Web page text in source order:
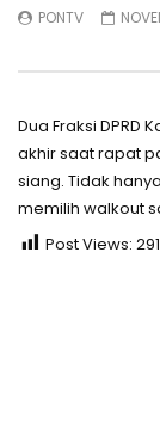
PONTV
Dua Fraksi
akhir saat rapat
siang. Tidak
memilih walkout
Post Views: 291